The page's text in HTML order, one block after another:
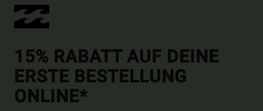
15% RABATT AUF DEINE
ERSTE BESTELLUNG
ONLINE*